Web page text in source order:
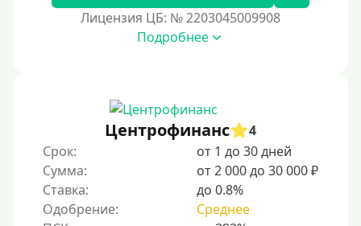
80000 руб
300000 руб
500000 руб
1000000 руб
Лицензия ЦБ: № 2203045009908
Подробнее
Центрофинанс
4
Срок:
от 1 до 30 дней
Сумма:
от 2 000 до 30 000 ₽
Ставка:
до 0.8%
Одобрение:
Среднее